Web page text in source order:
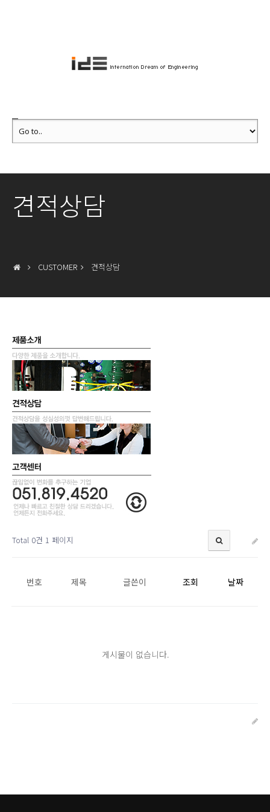
견적상담
CUSTOMER 견적상담
Total 0건 1 페이지
번호 제목 글쓴이 조회 날짜
게시물이 없습니다.